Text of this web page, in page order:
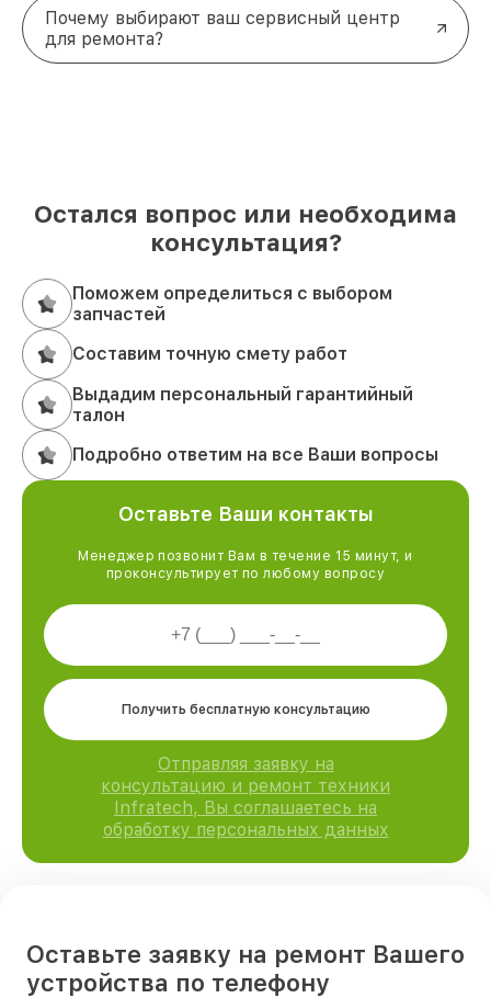
Почему выбирают ваш сервисный центр
для ремонта?
Остался вопрос или необходима
консультация?
Поможем определиться с выбором
запчастей
Составим точную смету работ
Выдадим персональный гарантийный
талон
Подробно ответим на все Ваши вопросы
Оставьте Ваши контакты
Менеджер позвонит Вам в течение 15 минут, и
проконсультирует по любому вопросу
Получить бесплатную консультацию
Отправляя заявку на
консультацию и ремонт техники
Infratech, Вы соглашаетесь на
обработку персональных данных
Оставьте заявку на ремонт Вашего
устройства по телефону